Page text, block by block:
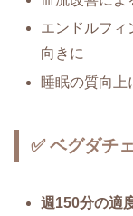
エンドルフィ
向きに
睡眠の質向上
✅ ベグダチ
週150分の適